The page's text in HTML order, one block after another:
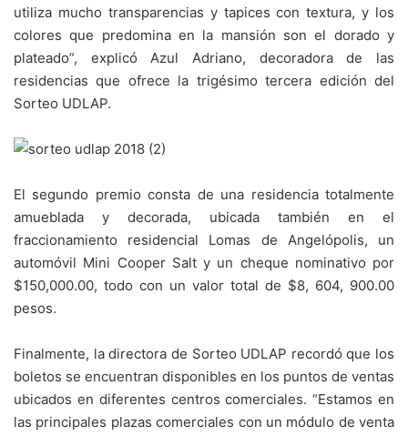
utiliza mucho transparencias y tapices con textura, y los
colores que predomina en la mansión son el dorado y
plateado”, explicó Azul Adriano, decoradora de las
residencias que ofrece la trigésimo tercera edición del
Sorteo UDLAP.
El segundo premio consta de una residencia totalmente
amueblada y decorada, ubicada también en el
fraccionamiento residencial Lomas de Angelópolis, un
automóvil Mini Cooper Salt y un cheque nominativo por
$150,000.00, todo con un valor total de $8, 604, 900.00
pesos.
Finalmente, la directora de Sorteo UDLAP recordó que los
boletos se encuentran disponibles en los puntos de ventas
ubicados en diferentes centros comerciales. “Estamos en
las principales plazas comerciales con un módulo de venta